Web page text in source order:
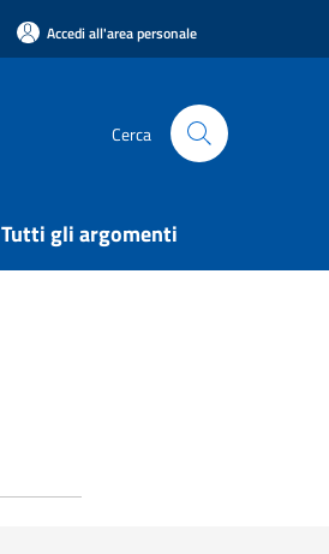
Accedi all'area personale
Cerca
Tutti gli argomenti